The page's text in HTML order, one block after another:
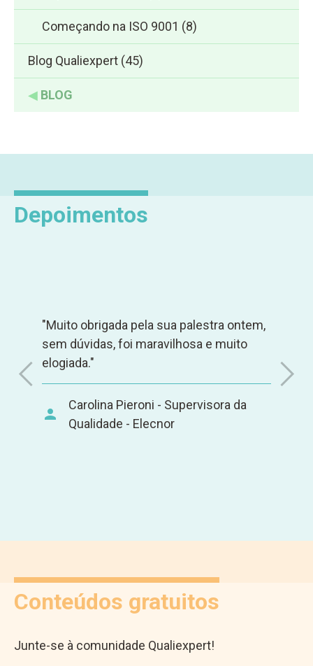
Começando na ISO 9001 (8)
Blog Qualiexpert (45)
◀ BLOG
Depoimentos
"Muito obrigada pela sua palestra ontem,
sem dúvidas, foi maravilhosa e muito
elogiada."
Carolina Pieroni - Supervisora da
Qualidade - Elecnor
Conteúdos gratuitos
Junte-se à comunidade Qualiexpert!